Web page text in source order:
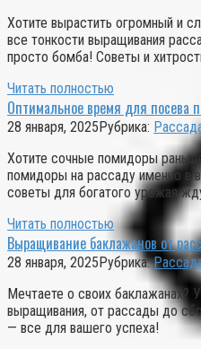
Хотите вырастить огромный и
все тонкости выращивания
просто бомба! Советы и
Читать полностью
Оптимальное время для посева
28 января, 2025Рубрика:
Хотите сочные помидоры
помидоры на рассаду именно в
советы для богатого урожая
Читать полностью
Выращивание баклажанов от
28 января, 2025Рубрика:
Мечтаете о своих баклажанах?
выращивания, от рассады до
— все для вашего успеха!